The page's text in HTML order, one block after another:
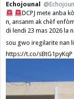
Echojounal
DCPJ mete anba
n, ansanm ak chèf
di lendi 23 mas 2026 la
sou gwo iregilarite nan
https://t.co/sBtG1pyKqP